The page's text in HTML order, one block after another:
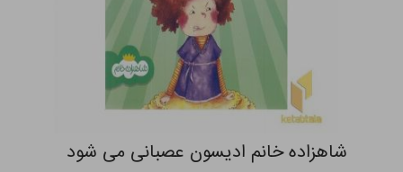
شاهزاده خانم ادیسون عصبانی می شود